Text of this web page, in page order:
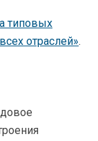
типовых
отраслей».